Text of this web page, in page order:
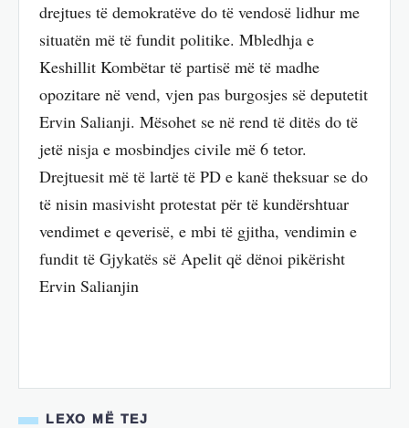
drejtues të demokratëve do të vendosë lidhur me
situatën më të fundit politike. Mbledhja e
Keshillit Kombëtar të partisë më të madhe
opozitare në vend, vjen pas burgosjes së deputetit
Ervin Salianji. Mësohet se në rend të ditës do të
jetë nisja e mosbindjes civile më 6 tetor.
Drejtuesit më të lartë të PD e kanë theksuar se do
të nisin masivisht protestat për të kundërshtuar
vendimet e qeverisë, e mbi të gjitha, vendimin e
fundit të Gjykatës së Apelit që dënoi pikërisht
Ervin Salianjin
LEXO MË TEJ